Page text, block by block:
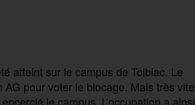
atteint sur le campus de Tolbiac. Le
pour voter le blocage. Mais très vite
le campus. L’occupation a ainsi